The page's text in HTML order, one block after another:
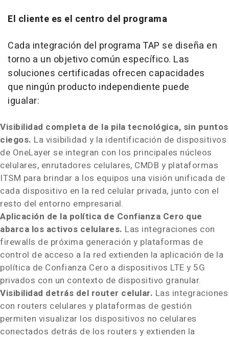
El cliente es el centro del programa
Cada integración del programa TAP se diseña en
torno a un objetivo común específico. Las
soluciones certificadas ofrecen capacidades
que ningún producto independiente puede
igualar:
Visibilidad completa de la pila tecnológica, sin puntos
ciegos. La visibilidad y la identificación de dispositivos
de OneLayer se integran con los principales núcleos
celulares, enrutadores celulares, CMDB y plataformas
ITSM para brindar a los equipos una visión unificada de
cada dispositivo en la red celular privada, junto con el
resto del entorno empresarial.
Aplicación de la política de Confianza Cero que
abarca los activos celulares. Las integraciones con
firewalls de próxima generación y plataformas de
control de acceso a la red extienden la aplicación de la
política de Confianza Cero a dispositivos LTE y 5G
privados con un contexto de dispositivo granular.
Visibilidad detrás del router celular. Las integraciones
con routers celulares y plataformas de gestión
permiten visualizar los dispositivos no celulares
conectados detrás de los routers y extienden la